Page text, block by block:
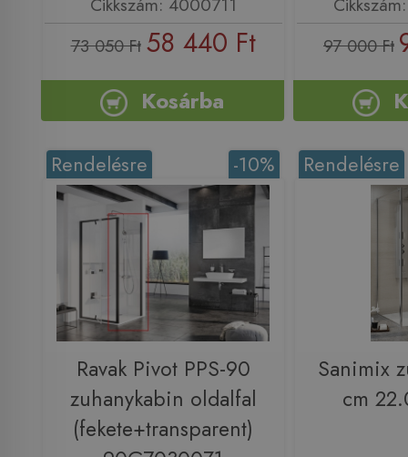
73 050 Ft 58 440 Ft
Kosárba
97 000 Ft
-10%
Rendelésre
Ravak Pivot PPS-90
zuhanykabin oldalfal
(fekete+transparent)
Rendelésre
Sanimix
cm